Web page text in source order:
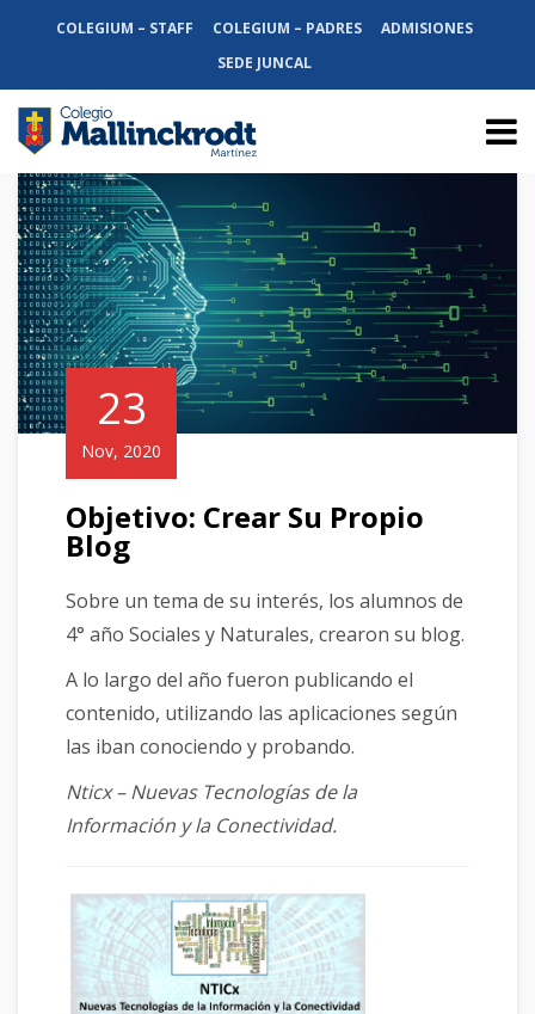
COLEGIUM – STAFF COLEGIUM – PADRES
ADMISIONES
SEDE JUNCAL
23
Nov, 2020
Objetivo: Crear Su Propio
Blog
Sobre un tema de su interés, los alumnos de
4° año Sociales y Naturales, crearon su blog.
A lo largo del año fueron publicando el
contenido, utilizando las aplicaciones según
las iban conociendo y probando.
Nticx – Nuevas Tecnologías de la
Información y la Conectividad.